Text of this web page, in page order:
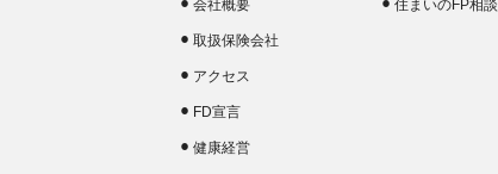
会社概要
取扱保険会社
アクセス
FD宣言
健康経営
住まいのFP相